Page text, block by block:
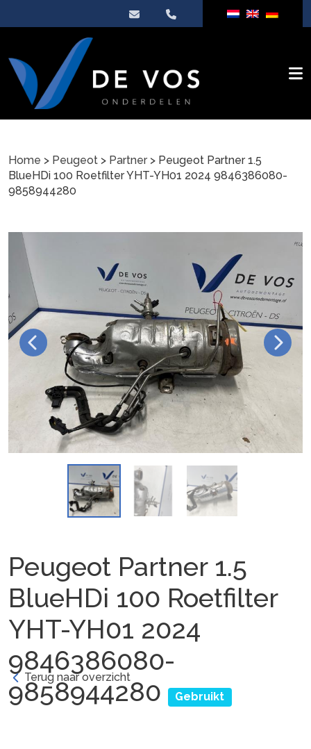
Home > Peugeot > Partner > Peugeot Partner 1.5
BlueHDi 100 Roetfilter YHT-YH01 2024 9846386080-
9858944280
Peugeot Partner 1.5
BlueHDi 100 Roetfilter
YHT-YH01 2024
9846386080-
9858944280
Gebruikt
Terug naar overzicht